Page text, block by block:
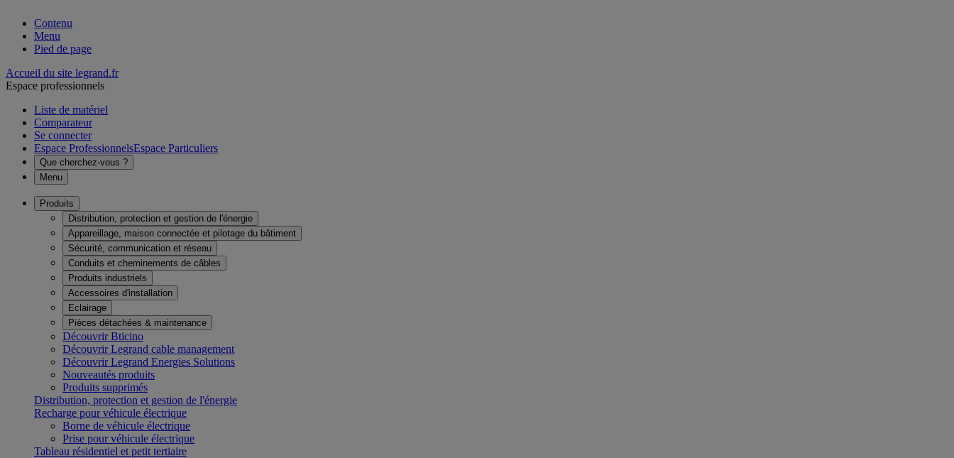
Contenu
Menu
Pied de page
Accueil du site legrand.fr
Espace professionnels
Liste de matériel
Comparateur
Se connecter
Espace ProfessionnelsEspace Particuliers
Que cherchez-vous ?
Menu
Produits
Distribution, protection et gestion de l'énergie
Appareillage, maison connectée et pilotage du bâtiment
Sécurité, communication et réseau
Conduits et cheminements de câbles
Produits industriels
Accessoires d'installation
Eclairage
Pièces détachées & maintenance
Découvrir Bticino
Découvrir Legrand cable management
Découvrir Legrand Energies Solutions
Nouveautés produits
Produits supprimés
Distribution, protection et gestion de l'énergie
Recharge pour véhicule électrique
Borne de véhicule électrique
Prise pour véhicule électrique
Tableau résidentiel et petit tertiaire